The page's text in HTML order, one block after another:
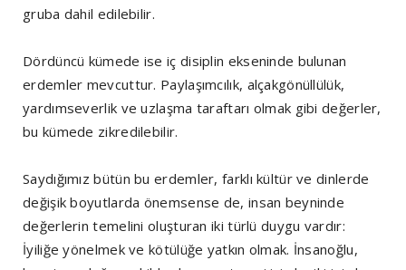
gruba dahil edilebilir.
Dördüncü kümede ise iç disiplin ekseninde bulunan
erdemler mevcuttur. Paylaşımcılık, alçakgönüllülük,
yardımseverlik ve uzlaşma taraftarı olmak gibi değerler,
bu kümede zikredilebilir.
Saydığımız bütün bu erdemler, farklı kültür ve dinlerde
değişik boyutlarda önemsense de, insan beyninde
değerlerin temelini oluşturan iki türlü duygu vardır:
İyiliğe yönelmek ve kötülüğe yatkın olmak. İnsanoğlu,